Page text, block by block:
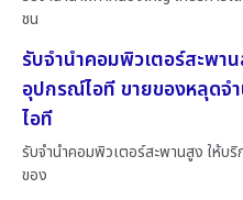
ชน
รับจำนำคอมพิวเตอร์สะพา
อุปกรณ์ไอที ขายของหลุดจ
ไอที
รับจำนำคอมพิวเตอร์สะพานสูง ให้บ
ของ